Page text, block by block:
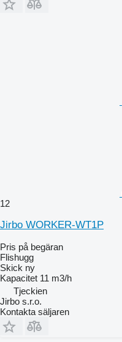
12
Jirbo WORKER-WT1P
Pris på begäran
Flishugg
Skick ny
Kapacitet 11 m3/h
Tjeckien
Jirbo s.r.o.
Kontakta säljaren